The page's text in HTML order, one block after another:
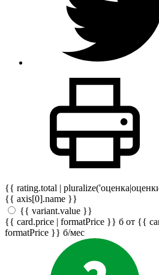
{{ rating.total |
{{ axis[0].name }}
{{ variant.value }}
{{ card.price | formatPrice }} б от {{
formatPrice }} б/мес